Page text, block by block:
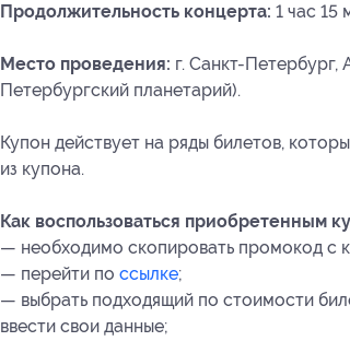
Продолжительность концерта: 1 час 15
Место проведения: г. Санкт-Петербург,
Петербургский планетарий).
Купон действует на ряды билетов,
из купона.
Как воспользоваться приобретенным
— необходимо скопировать промокод с
— перейти по ссылке;
— выбрать подходящий по стоимости
ввести свои данные;